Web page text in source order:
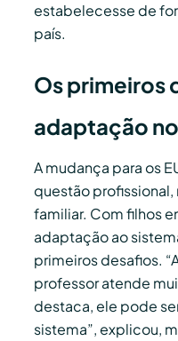
estabelecesse de
país.
Os primeiros
adaptação
A mudança para os
questão
familiar. Com filhos
adaptação ao
primeiros desafios.
professor atende
destaca, ele pode
sistema”, explicou,